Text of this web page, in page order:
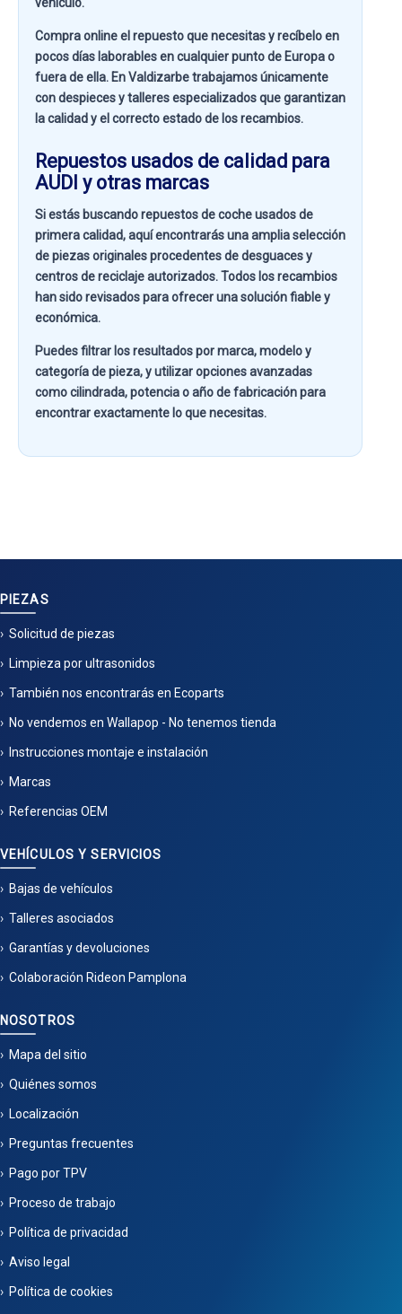
Compra online el repuesto que necesitas y recíbelo en
pocos días laborables en cualquier punto de Europa o
fuera de ella. EnValdizarbetrabajamos únicamente
con despieces y talleres especializados que garantizan
la calidad y el correcto estado de los recambios.
Repuestos usados de calidad para
AUDI y otras marcas
Si estás buscandorepuestos de coche usados de
primera calidad, aquí encontrarás una amplia selección
de piezas originales procedentes de desguaces y
centros de reciclaje autorizados. Todos los recambios
han sido revisados para ofrecer una solución fiable y
económica.
Puedes filtrar los resultados pormarca, modelo y
categoría de pieza, y utilizar opciones avanzadas
comocilindrada, potencia o año de fabricaciónpara
encontrar exactamente lo que necesitas.
PIEZAS
Solicitud de piezas
Limpieza por ultrasonidos
También nos encontrarás en Ecoparts
No vendemos en Wallapop - No tenemos tienda
Instrucciones montaje e instalación
Marcas
Referencias OEM
VEHÍCULOS Y SERVICIOS
Bajas de vehículos
Talleres asociados
Garantías y devoluciones
Colaboración Rideon Pamplona
NOSOTROS
Mapa del sitio
Quiénes somos
Localización
Preguntas frecuentes
Pago por TPV
Proceso de trabajo
Política de privacidad
Aviso legal
Política de cookies